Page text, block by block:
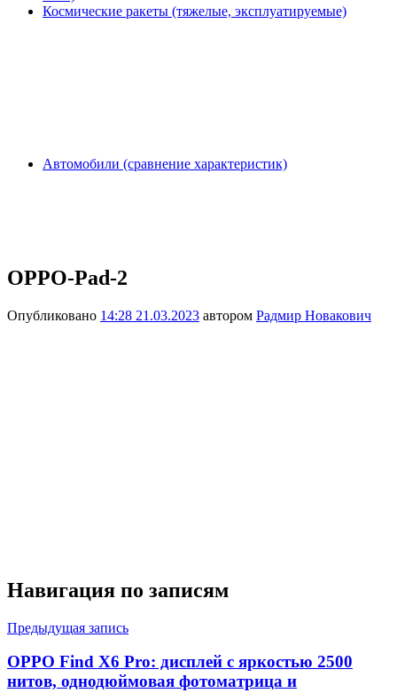
Космические ракеты (тяжелые, эксплуатируемые)
Автомобили (сравнение характеристик)
OPPO-Pad-2
Опубликовано 14:28 21.03.2023 автором Радмир Новакович
Навигация по записям
Предыдущая запись
OPPO Find X6 Pro: дисплей с яркостью 2500
нитов, однодюймовая фотоматрица и